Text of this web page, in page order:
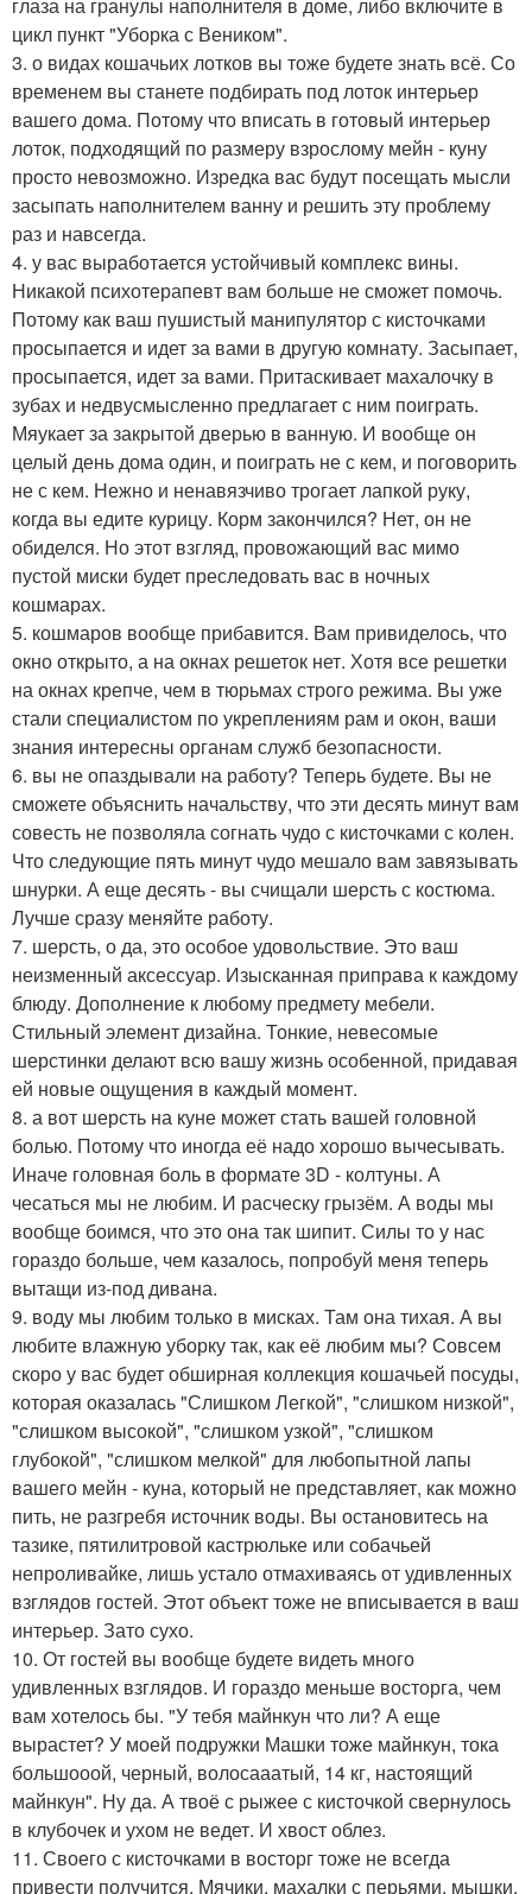
глаза на гранулы наполнителя в доме, либо включите в
цикл пункт "Уборка с Веником".
3. о видах кошачьих лотков вы тоже будете знать всё. Со
временем вы станете подбирать под лоток интерьер
вашего дома. Потому что вписать в готовый интерьер
лоток, подходящий по размеру взрослому мейн - куну
просто невозможно. Изредка вас будут посещать мысли
засыпать наполнителем ванну и решить эту проблему
раз и навсегда.
4. у вас выработается устойчивый комплекс вины.
Никакой психотерапевт вам больше не сможет помочь.
Потому как ваш пушистый манипулятор с кисточками
просыпается и идет за вами в другую комнату. Засыпает,
просыпается, идет за вами. Притаскивает махалочку в
зубах и недвусмысленно предлагает с ним поиграть.
Мяукает за закрытой дверью в ванную. И вообще он
целый день дома один, и поиграть не с кем, и поговорить
не с кем. Нежно и ненавязчиво трогает лапкой руку,
когда вы едите курицу. Корм закончился? Нет, он не
обиделся. Но этот взгляд, провожающий вас мимо
пустой миски будет преследовать вас в ночных
кошмарах.
5. кошмаров вообще прибавится. Вам привиделось, что
окно открыто, а на окнах решеток нет. Хотя все решетки
на окнах крепче, чем в тюрьмах строго режима. Вы уже
стали специалистом по укреплениям рам и окон, ваши
знания интересны органам служб безопасности.
6. вы не опаздывали на работу? Теперь будете. Вы не
сможете объяснить начальству, что эти десять минут вам
совесть не позволяла согнать чудо с кисточками с колен.
Что следующие пять минут чудо мешало вам завязывать
шнурки. А еще десять - вы счищали шерсть с костюма.
Лучше сразу меняйте работу.
7. шерсть, о да, это особое удовольствие. Это ваш
неизменный аксессуар. Изысканная приправа к каждому
блюду. Дополнение к любому предмету мебели.
Стильный элемент дизайна. Тонкие, невесомые
шерстинки делают всю вашу жизнь особенной, придавая
ей новые ощущения в каждый момент.
8. а вот шерсть на куне может стать вашей головной
болью. Потому что иногда её надо хорошо вычесывать.
Иначе головная боль в формате 3D - колтуны. А
чесаться мы не любим. И расческу грызём. А воды мы
вообще боимся, что это она так шипит. Силы то у нас
гораздо больше, чем казалось, попробуй меня теперь
вытащи из-под дивана.
9. воду мы любим только в мисках. Там она тихая. А вы
любите влажную уборку так, как её любим мы? Совсем
скоро у вас будет обширная коллекция кошачьей посуды,
которая оказалась "Слишком Легкой", "слишком низкой",
"слишком высокой", "слишком узкой", "слишком
глубокой", "слишком мелкой" для любопытной лапы
вашего мейн - куна, который не представляет, как можно
пить, не разгребя источник воды. Вы остановитесь на
тазике, пятилитровой кастрюльке или собачьей
непроливайке, лишь устало отмахиваясь от удивленных
взглядов гостей. Этот объект тоже не вписывается в ваш
интерьер. Зато сухо.
10. От гостей вы вообще будете видеть много
удивленных взглядов. И гораздо меньше восторга, чем
вам хотелось бы. "У тебя майнкун что ли? А еще
вырастет? У моей подружки Машки тоже майнкун, тока
большооой, черный, волосааатый, 14 кг, настоящий
майнкун". Ну да. А твоё с рыжее с кисточкой свернулось
в клубочек и ухом не ведет. И хвост облез.
11. Своего с кисточками в восторг тоже не всегда
привести получится. Мячики, махалки с перьями, мышки,